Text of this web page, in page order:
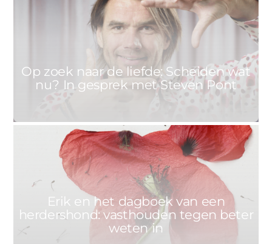
30 JUNI 2021
Op zoek naar de liefde: Scheiden wat
nu? In gesprek met Steven Pont
ERIK 26 JUNI 2021 0
Erik en het dagboek van een
herdershond: vasthouden tegen beter
weten in